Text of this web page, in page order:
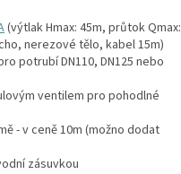
(výtlak Hmax: 45m, průtok Qmax:
nerezové tělo, kabel 15m)
potrubí DN110, DN125 nebo
ventilem pro pohodlné
- v ceně 10m (možno dodat
zásuvkou